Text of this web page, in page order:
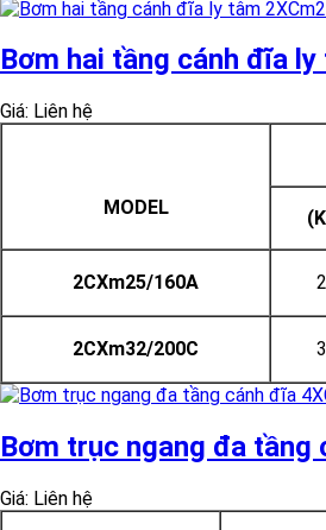
Bơm hai tầng cánh đĩa
Giá: Liên hệ
MODEL
2CXm25/160A
2CXm32/200C
Bơm trục ngang đa tầng
Giá: Liên hệ